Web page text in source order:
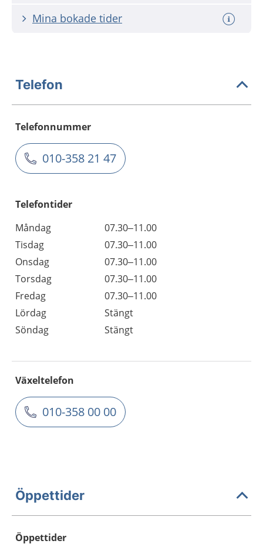
Mina bokade tider
Telefon
Telefonnummer
010-358 21 47
Telefontider
Måndag
07.30–11.00
Tisdag
07.30–11.00
Onsdag
07.30–11.00
Torsdag
07.30–11.00
Fredag
07.30–11.00
Lördag
Stängt
Söndag
Stängt
Växeltelefon
010-358 00 00
Öppettider
Öppettider